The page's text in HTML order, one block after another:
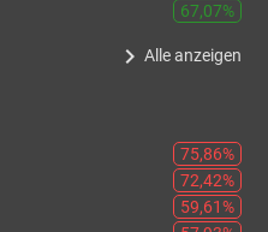
67,07%
keyboard_arrow_right Alle anzeigen
75,86%
72,42%
59,61%